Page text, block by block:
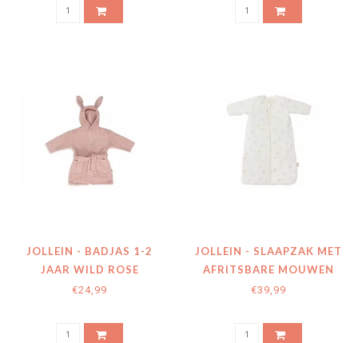
JOLLEIN - BADJAS 1-2
JAAR WILD ROSE
€24,99
JOLLEIN - SLAAPZAK MET
AFRITSBARE MOUWEN
LOVELY BIRDS
€39,99